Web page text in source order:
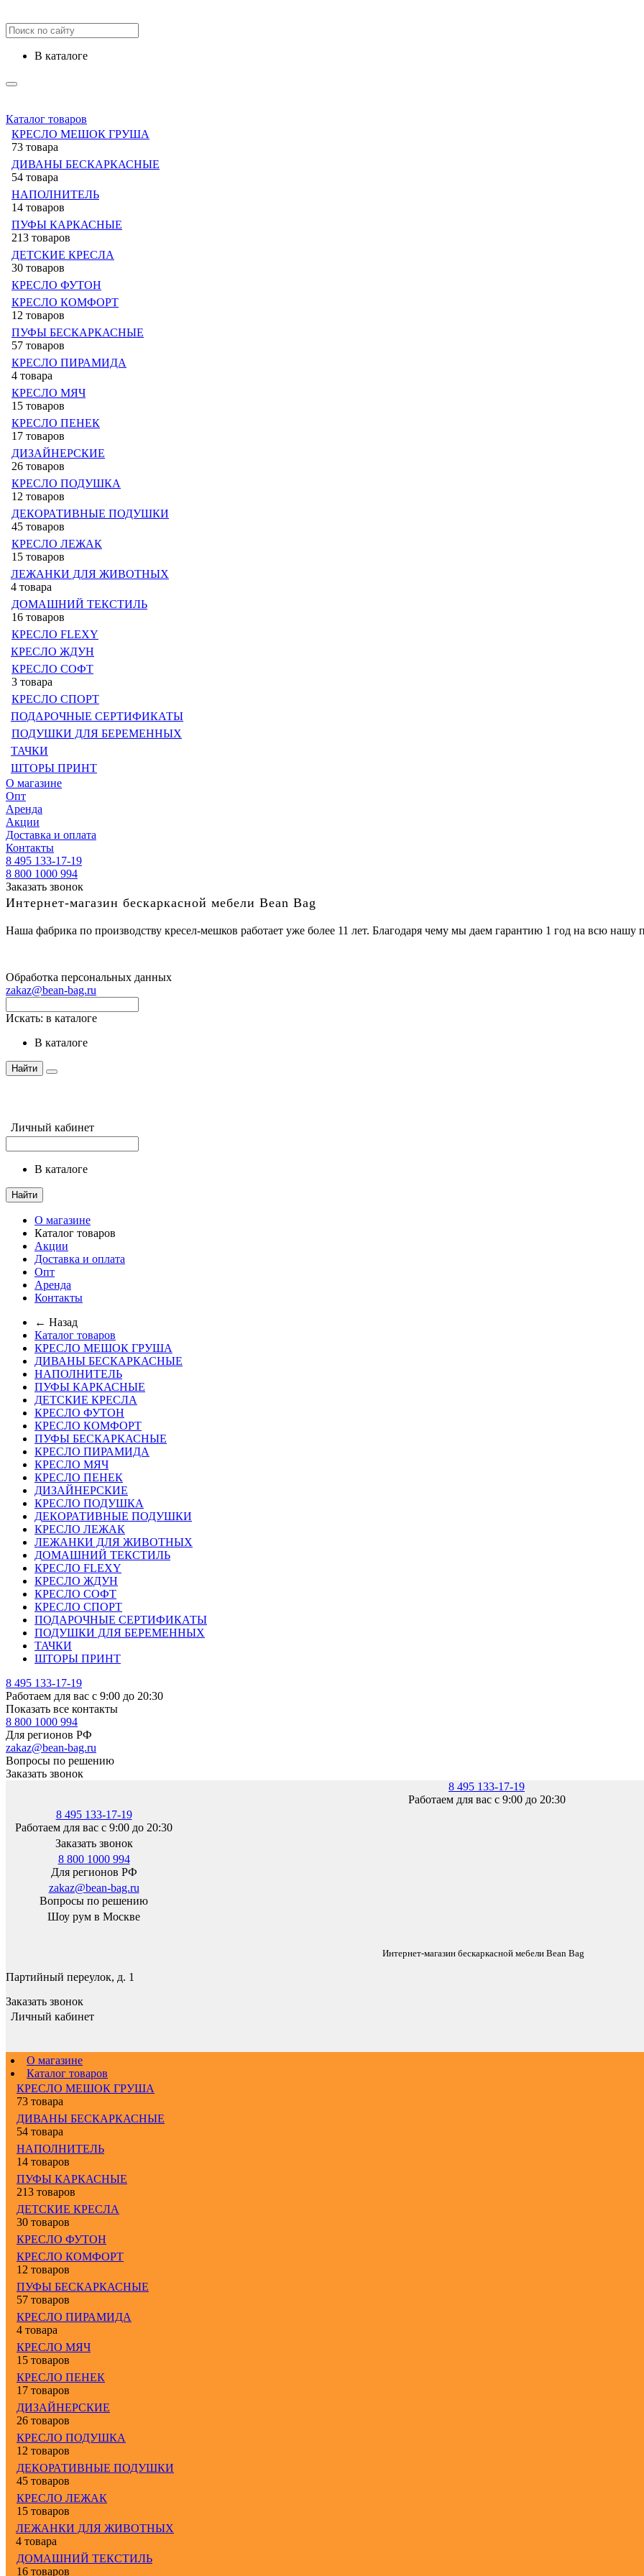
в каталоге
Каталог товаров
КРЕСЛО МЕШОК ГРУША
73 товара
ДИВАНЫ БЕСКАРКАСНЫЕ
54 товара
НАПОЛНИТЕЛЬ
14 товаров
ПУФЫ КАРКАСНЫЕ
213 товаров
ДЕТСКИЕ КРЕСЛА
30 товаров
КРЕСЛО ФУТОН
КРЕСЛО КОМФОРТ
12 товаров
ПУФЫ БЕСКАРКАСНЫЕ
57 товаров
КРЕСЛО ПИРАМИДА
4 товара
КРЕСЛО МЯЧ
15 товаров
КРЕСЛО ПЕНЕК
17 товаров
ДИЗАЙНЕРСКИЕ
26 товаров
КРЕСЛО ПОДУШКА
12 товаров
ДЕКОРАТИВНЫЕ ПОДУШКИ
45 товаров
КРЕСЛО ЛЕЖАК
15 товаров
ЛЕЖАНКИ ДЛЯ ЖИВОТНЫХ
4 товара
ДОМАШНИЙ ТЕКСТИЛЬ
16 товаров
КРЕСЛО FLEXY
КРЕСЛО ЖДУН
КРЕСЛО СОФТ
3 товара
КРЕСЛО СПОРТ
ПОДАРОЧНЫЕ СЕРТИФИКАТЫ
ПОДУШКИ ДЛЯ БЕРЕМЕННЫХ
ТАЧКИ
ШТОРЫ ПРИНТ
О магазине
Опт
Аренда
Акции
Доставка и оплата
Контакты
8 495 133-17-19
8 800 1000 994
Заказать звонок
Интернет-магазин бескаркасной мебели Bean Bag
Наша фабрика по производству кресел-мешков работает уже более 11 лет. Благодаря чему мы даем гарантию 1 год на всю нашу
Обработка персональных данных
zakaz@bean-bag.ru
Искать: в каталоге
в каталоге
Найти
Личный кабинет
в каталоге
Найти
О магазине
Каталог товаров
Акции
Доставка и оплата
Опт
Аренда
Контакты
← Назад
Каталог товаров
КРЕСЛО МЕШОК ГРУША
ДИВАНЫ БЕСКАРКАСНЫЕ
НАПОЛНИТЕЛЬ
ПУФЫ КАРКАСНЫЕ
ДЕТСКИЕ КРЕСЛА
КРЕСЛО ФУТОН
КРЕСЛО КОМФОРТ
ПУФЫ БЕСКАРКАСНЫЕ
КРЕСЛО ПИРАМИДА
КРЕСЛО МЯЧ
КРЕСЛО ПЕНЕК
ДИЗАЙНЕРСКИЕ
КРЕСЛО ПОДУШКА
ДЕКОРАТИВНЫЕ ПОДУШКИ
КРЕСЛО ЛЕЖАК
ЛЕЖАНКИ ДЛЯ ЖИВОТНЫХ
ДОМАШНИЙ ТЕКСТИЛЬ
КРЕСЛО FLEXY
КРЕСЛО ЖДУН
КРЕСЛО СОФТ
КРЕСЛО СПОРТ
ПОДАРОЧНЫЕ СЕРТИФИКАТЫ
ПОДУШКИ ДЛЯ БЕРЕМЕННЫХ
ТАЧКИ
ШТОРЫ ПРИНТ
8 495 133-17-19
Работаем для вас с 9:00 до 20:30
Показать все контакты
8 800 1000 994
Для регионов РФ
zakaz@bean-bag.ru
Вопросы по решению
Заказать звонок
8 495 133-17-19
Работаем для вас с 9:00 до 20:30
8 495 133-17-19
Работаем для вас с 9:00 до 20:30
Заказать звонок
8 800 1000 994
Для регионов РФ
zakaz@bean-bag.ru
Вопросы по решению
Шоу рум в Москве
Интернет-магазин бескаркасной мебели Bean Bag
Партийный переулок, д. 1
Заказать звонок
Личный кабинет
О магазине
Каталог товаров
КРЕСЛО МЕШОК ГРУША
73 товара
ДИВАНЫ БЕСКАРКАСНЫЕ
54 товара
НАПОЛНИТЕЛЬ
14 товаров
ПУФЫ КАРКАСНЫЕ
213 товаров
ДЕТСКИЕ КРЕСЛА
30 товаров
КРЕСЛО ФУТОН
КРЕСЛО КОМФОРТ
12 товаров
ПУФЫ БЕСКАРКАСНЫЕ
57 товаров
КРЕСЛО ПИРАМИДА
4 товара
КРЕСЛО МЯЧ
15 товаров
КРЕСЛО ПЕНЕК
17 товаров
ДИЗАЙНЕРСКИЕ
26 товаров
КРЕСЛО ПОДУШКА
12 товаров
ДЕКОРАТИВНЫЕ ПОДУШКИ
45 товаров
КРЕСЛО ЛЕЖАК
15 товаров
ЛЕЖАНКИ ДЛЯ ЖИВОТНЫХ
4 товара
ДОМАШНИЙ ТЕКСТИЛЬ
16 товаров